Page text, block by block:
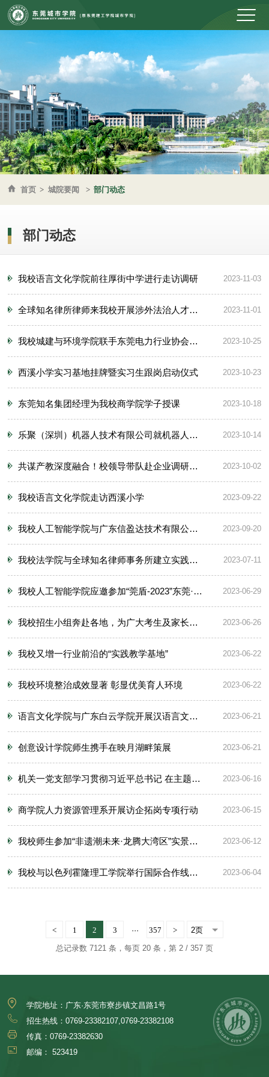
首页 > 城院要闻 > 部门动态
部门动态
2023-11-03
我校语言文化学院前往厚街中学进行走访调研
2023-11-01
全球知名律所律师来我校开展涉外法治人才培养讲座
2023-10-25
我校城建与环境学院联手东莞电力行业协会举办"走企业，促就业"访企促就业专项活动
2023-10-23
西溪小学实习基地挂牌暨实习生跟岗启动仪式
2023-10-18
东莞知名集团经理为我校商学院学子授课
2023-10-14
乐聚（深圳）机器人技术有限公司就机器人开发来我校培训指导
2023-10-02
共谋产教深度融合！校领导带队赴企业调研交流
2023-09-22
我校语言文化学院走访西溪小学
2023-09-20
我校人工智能学院与广东信盈达技术有限公司举行校企合作实习基地签约仪式
2023-07-11
我校法学院与全球知名律师事务所建立实践教学基地
2023-06-29
我校人工智能学院应邀参加“莞盾-2023”东莞·韶关网络安全联合攻防演练活动
2023-06-26
我校招生小组奔赴各地，为广大考生及家长解答疑惑
2023-06-22
我校又增一行业前沿的“实践教学基地”
2023-06-22
我校环境整治成效显著 彰显优美育人环境
2023-06-21
语言文化学院与广东白云学院开展汉语言文学专业建设交流会
2023-06-21
创意设计学院师生携手在映月湖畔策展
2023-06-16
机关一党支部学习贯彻习近平总书记 在主题教育工作会议上重要讲话精神
2023-06-15
商学院人力资源管理系开展访企拓岗专项行动
2023-06-12
我校师生参加“非遗潮未来·龙腾大湾区”实景演出！
2023-06-04
我校与以色列霍隆理工学院举行国际合作线上会议
< 1 2 3 ··· 357 >
总记录数 7121 条，每页 20 条，第 2 / 357 页
学院地址：广东·东莞市寮步镇文昌路1号
招生热线：0769-23382107,0769-23382108
传真：0769-23382630
邮编： 523419